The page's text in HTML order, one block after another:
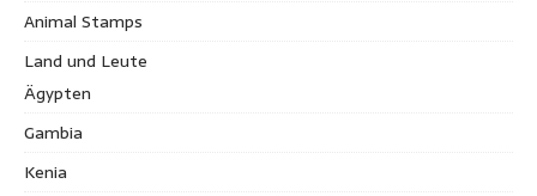
Animal Stamps
Land und Leute
Ägypten
Gambia
Kenia